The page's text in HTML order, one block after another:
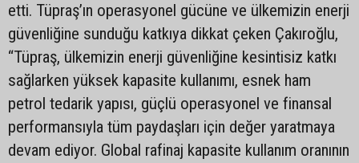
etti. Tüpraş’ın operasyonel gücüne ve ülkemizin enerji
güvenliğine sunduğu katkıya dikkat çeken Çakıroğlu,
“Tüpraş, ülkemizin enerji güvenliğine kesintisiz katkı
sağlarken yüksek kapasite kullanımı, esnek ham
petrol tedarik yapısı, güçlü operasyonel ve finansal
performansıyla tüm paydaşları için değer yaratmaya
devam ediyor. Global rafinaj kapasite kullanım oranının